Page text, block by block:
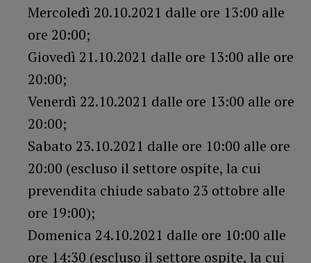
Mercoledì 20.10.2021 dalle ore 13:00 alle
ore 20:00;
Giovedì 21.10.2021 dalle ore 13:00 alle ore
20:00;
Venerdì 22.10.2021 dalle ore 13:00 alle ore
20:00;
Sabato 23.10.2021 dalle ore 10:00 alle ore
20:00 (escluso il settore ospite, la cui
prevendita chiude sabato 23 ottobre alle
ore 19:00);
Domenica 24.10.2021 dalle ore 10:00 alle
ore 14:30 (escluso il settore ospite, la cui